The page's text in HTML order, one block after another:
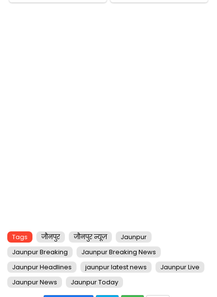
Tags जौनपुर जौनपुर न्यूज़
Jaunpur
Jaunpur Breaking
Jaunpur Breaking News
Jaunpur Headlines
jaunpur latest news
Jaunpur Live
Jaunpur News
Jaunpur Today